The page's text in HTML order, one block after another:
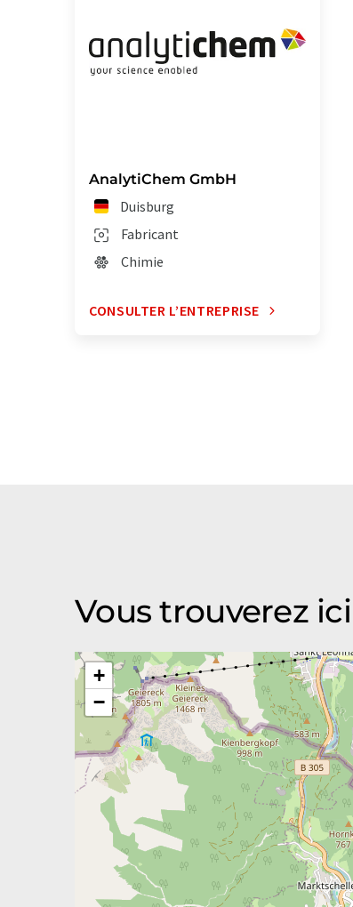
AnalytiChem GmbH
Duisburg
Fabricant
Chimie
CONSULTER L’ENTREPRISE
Vous trouverez
+
−